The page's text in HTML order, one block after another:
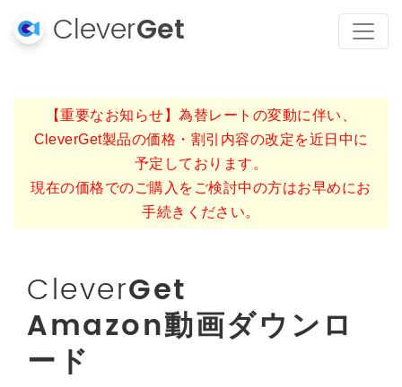
CleverGet
【重要なお知らせ】為替レートの変動に伴い、
CleverGet製品の価格・割引内容の改定を近日中に
予定しております。
現在の価格でのご購入をご検討中の方はお早めにお
手続きください。
CleverGet
Amazon動画ダウンロ
ード